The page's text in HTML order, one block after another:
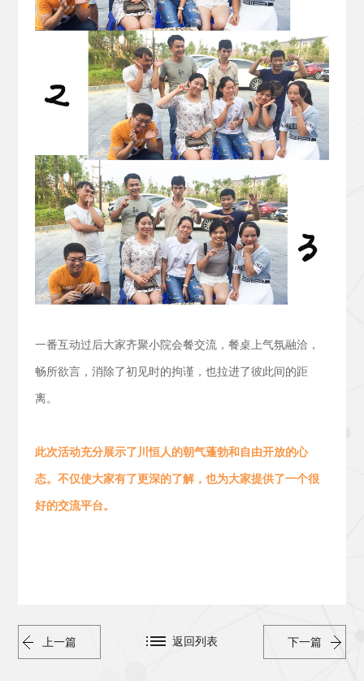
一番互动过后大家齐聚小院会餐交流， 餐桌上气氛融洽，
畅所欲言，消除了初见时的拘谨，也拉进了彼此间的距
离。
此次活动充分展示了川恒人的朝气蓬勃和 自由开放的心
态。 不仅使大家有了更深的了解，也为大家提供了一个很
好的交流平台。
上一篇 下一篇
返回列表